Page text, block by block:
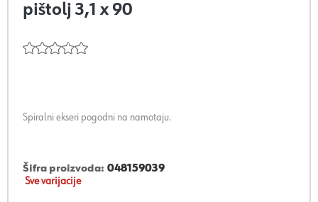
pištolj 3,1 x 90
Spiralni ekseri pogodni na namotaju.
Šifra proizvoda: 048159039
Sve varijacije